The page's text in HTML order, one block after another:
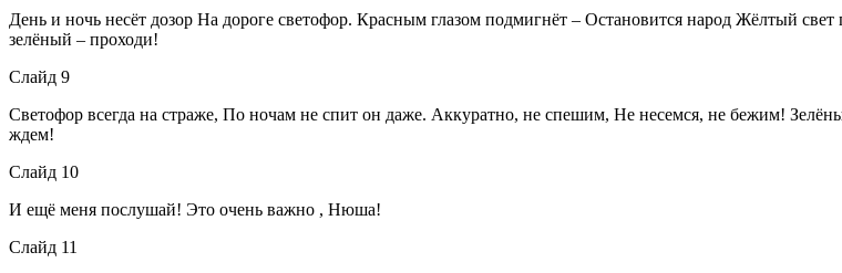
День и ночь несёт дозор На дороге светофор. Красным глазом подмигнёт – Остановится народ Жёлтый
зелёный – проходи!
Слайд 9
Светофор всегда на страже, По ночам не спит он даже. Аккуратно, не спешим, Не несемся, не бежим!
ждем!
Слайд 10
И ещё меня послушай! Это очень важно , Нюша!
Слайд 11